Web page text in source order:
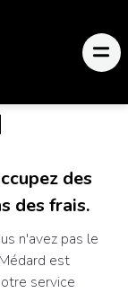
des
des frais.
n'avez pas le
est
service